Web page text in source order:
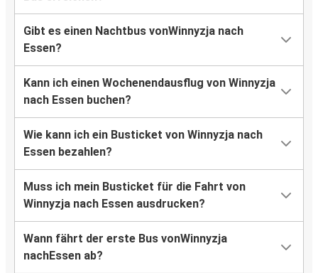
Gibt es einen Nachtbus vonWinnyzja nach
Essen?
Kann ich einen Wochenendausflug von Winnyzja
nach Essen buchen?
Wie kann ich ein Busticket von Winnyzja nach
Essen bezahlen?
Muss ich mein Busticket für die Fahrt von
Winnyzja nach Essen ausdrucken?
Wann fährt der erste Bus vonWinnyzja
nachEssen ab?